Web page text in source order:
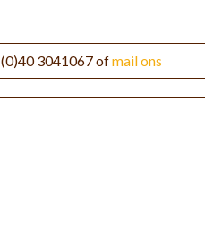
3041067 ofmail ons